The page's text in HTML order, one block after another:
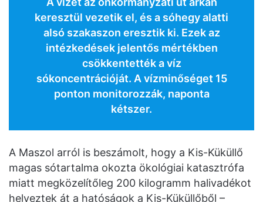
keresztül vezetik el, és a sóhegy alatti
alsó szakaszon eresztik ki. Ezek az
intézkedések jelentős mértékben
csökkentették a víz
sókoncentrációját. A vízminőséget 15
ponton monitorozzák, naponta
kétszer.
A Maszol arról is beszámolt, hogy a Kis-Küküllő
magas sótartalma okozta ökológiai katasztrófa
miatt megközelítőleg 200 kilogramm halivadékot
helyeztek át a hatóságok a Kis-Küküllőből –